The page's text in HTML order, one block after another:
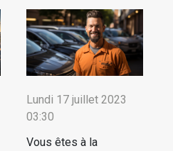
Lundi 17 juillet 2023
03:30
Vous êtes à la